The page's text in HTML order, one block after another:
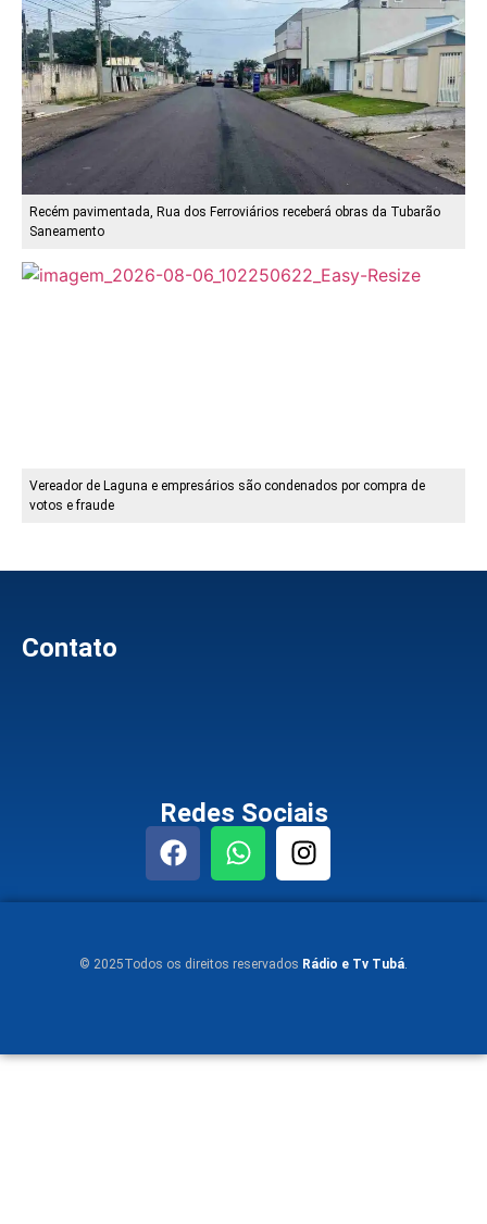
Recém pavimentada, Rua dos Ferroviários receberá obras da Tubarão
Saneamento
Vereador de Laguna e empresários são condenados por compra de
votos e fraude
Contato
Redes Sociais
© 2025Todos os direitos reservados Rádio e Tv Tubá.